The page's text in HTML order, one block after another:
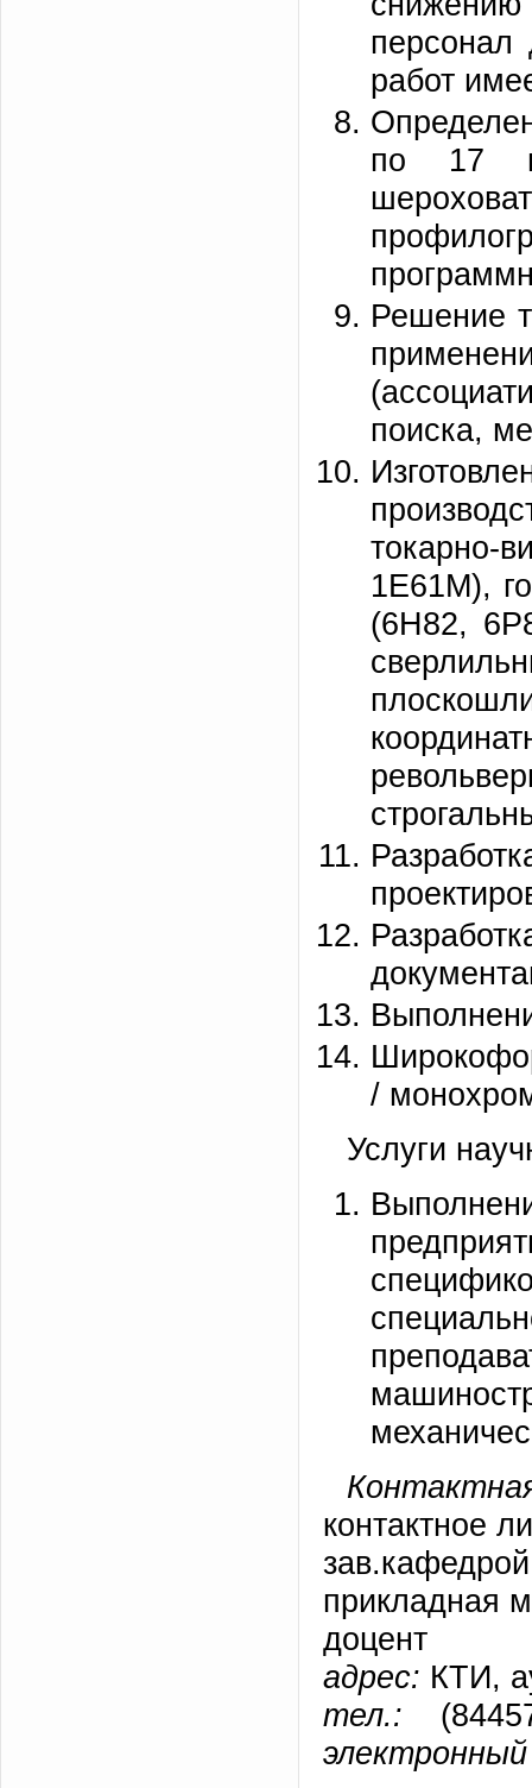
работ
по 17
Решение
поиска,
1Е61М),
(6Н82,
/
Услуги
контактное
прикладная
доцент
адрес: КТИ,
тел.: